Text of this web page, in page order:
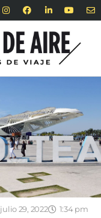
julio 29, 2022 1:34 pm